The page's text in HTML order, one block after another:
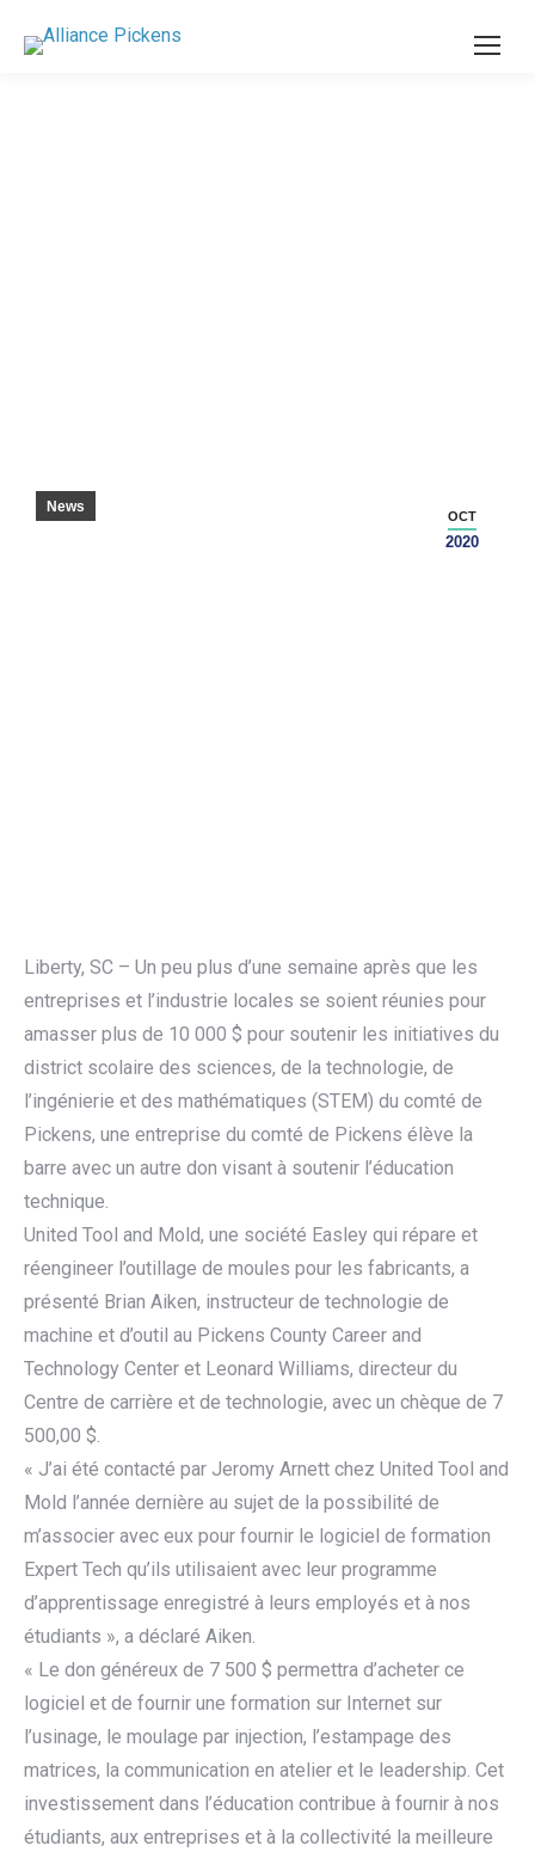
OCT
2020
News
Liberty, SC – Un peu plus d’une semaine après que les
entreprises et l’industrie locales se soient réunies pour
amasser plus de 10 000 $ pour soutenir les initiatives du
district scolaire des sciences, de la technologie, de
l’ingénierie et des mathématiques (STEM) du comté de
Pickens, une entreprise du comté de Pickens élève la
barre avec un autre don visant à soutenir l’éducation
technique.
United Tool and Mold, une société Easley qui répare et
réengineer l’outillage de moules pour les fabricants, a
présenté Brian Aiken, instructeur de technologie de
machine et d’outil au Pickens County Career and
Technology Center et Leonard Williams, directeur du
Centre de carrière et de technologie, avec un chèque de 7
500,00 $.
« J’ai été contacté par Jeromy Arnett chez United Tool and
Mold l’année dernière au sujet de la possibilité de
m’associer avec eux pour fournir le logiciel de formation
Expert Tech qu’ils utilisaient avec leur programme
d’apprentissage enregistré à leurs employés et à nos
étudiants », a déclaré Aiken.
« Le don généreux de 7 500 $ permettra d’acheter ce
logiciel et de fournir une formation sur Internet sur
l’usinage, le moulage par injection, l’estampage des
matrices, la communication en atelier et le leadership. Cet
investissement dans l’éducation contribue à fournir à nos
étudiants, aux entreprises et à la collectivité la meilleure